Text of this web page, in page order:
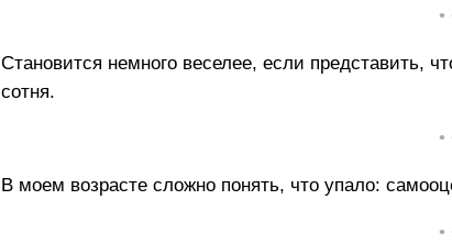
•
Становится немного веселее, если представить,
сотня.
•
В моем возрасте сложно понять, что упало:
•